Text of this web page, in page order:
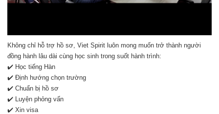
Không chỉ hỗ trợ hồ sơ, Viet Spirit luôn mong muốn trở thành người
đồng hành lâu dài cùng học sinh trong suốt hành trình:
✔️ Học tiếng Hàn
✔️ Định hướng chọn trường
✔️ Chuẩn bị hồ sơ
✔️ Luyện phỏng vấn
✔️ Xin visa